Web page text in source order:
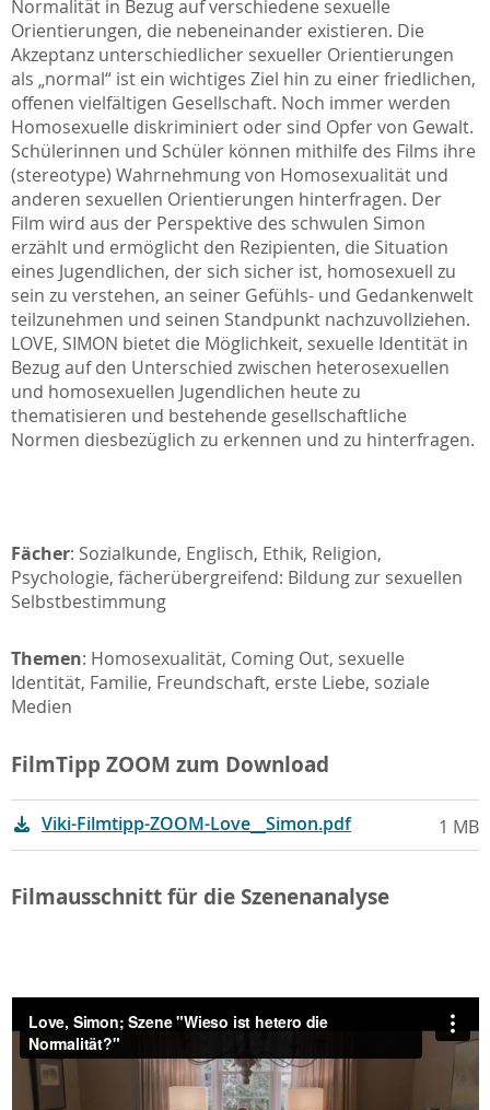
Normalität in Bezug auf verschiedene sexuelle
Orientierungen, die nebeneinander existieren. Die
Akzeptanz unterschiedlicher sexueller Orientierungen
als „normal“ ist ein wichtiges Ziel hin zu einer friedlichen,
offenen vielfältigen Gesellschaft. Noch immer werden
Homosexuelle diskriminiert oder sind Opfer von Gewalt.
Schülerinnen und Schüler können mithilfe des Films ihre
(stereotype) Wahrnehmung von Homosexualität und
anderen sexuellen Orientierungen hinterfragen. Der
Film wird aus der Perspektive des schwulen Simon
erzählt und ermöglicht den Rezipienten, die Situation
eines Jugendlichen, der sich sicher ist, homosexuell zu
sein zu verstehen, an seiner Gefühls- und Gedankenwelt
teilzunehmen und seinen Standpunkt nachzuvollziehen.
LOVE, SIMON bietet die Möglichkeit, sexuelle Identität in
Bezug auf den Unterschied zwischen heterosexuellen
und homosexuellen Jugendlichen heute zu
thematisieren und bestehende gesellschaftliche
Normen diesbezüglich zu erkennen und zu hinterfragen.
Fächer: Sozialkunde, Englisch, Ethik, Religion,
Psychologie, fächerübergreifend: Bildung zur sexuellen
Selbstbestimmung
Themen: Homosexualität, Coming Out, sexuelle
Identität, Familie, Freundschaft, erste Liebe, soziale
Medien
FilmTipp ZOOM zum Download
Viki-Filmtipp-ZOOM-Love__Simon.pdf 1 MB
Filmausschnitt für die Szenenanalyse